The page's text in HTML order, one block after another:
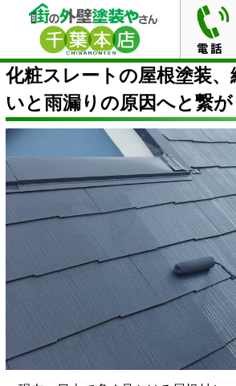
HOME コラム
化粧スレートの屋
いと雨漏りの原因へと繋がります
化粧スレートの屋根塗装、
いと雨漏りの原因へと繋